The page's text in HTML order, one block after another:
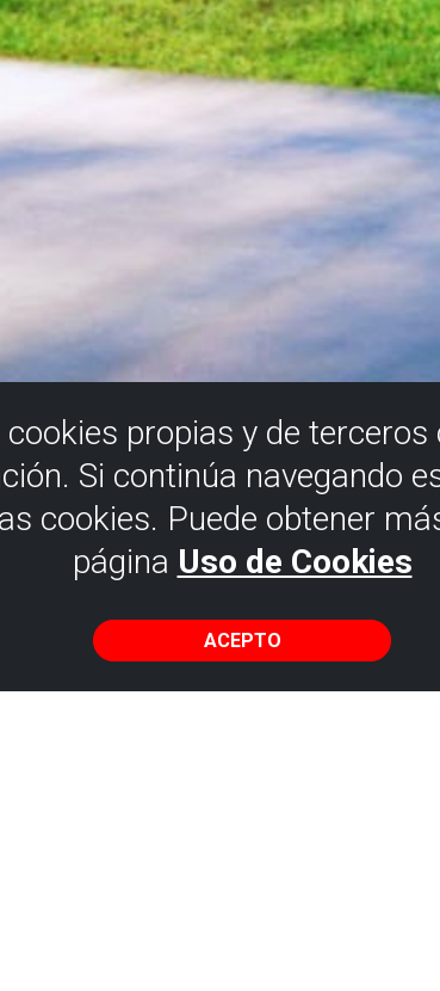
propias y de
Si continúa navegando
cookies. Puede obtener
página Uso de Cookies
ACEPTO